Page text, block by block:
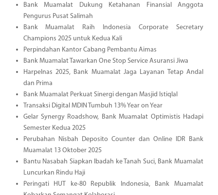
Bank Muamalat Dukung Ketahanan Finansial Anggota
Pengurus Pusat Salimah
Bank Muamalat Raih Indonesia Corporate Secretary
Champions 2025 untuk Kedua Kali
Perpindahan Kantor Cabang Pembantu Aimas
Bank Muamalat Tawarkan One Stop Service Asuransi Jiwa
Harpelnas 2025, Bank Muamalat Jaga Layanan Tetap Andal
dan Prima
Bank Muamalat Perkuat Sinergi dengan Masjid Istiqlal
Transaksi Digital MDIN Tumbuh 13% Year on Year
Gelar Synergy Roadshow, Bank Muamalat Optimistis Hadapi
Semester Kedua 2025
Perubahan Nisbah Deposito Counter dan Online IDR Bank
Muamalat 13 Oktober 2025
Bantu Nasabah Siapkan Ibadah ke Tanah Suci, Bank Muamalat
Luncurkan Rindu Haji
Peringati HUT ke-80 Republik Indonesia, Bank Muamalat